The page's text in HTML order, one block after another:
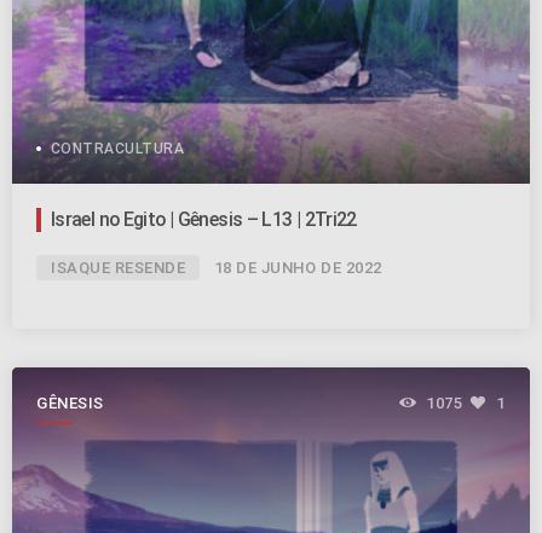
CONTRACULTURA
Israel no Egito | Gênesis – L13 | 2Tri22
ISAQUE RESENDE 18 DE JUNHO DE 2022
GÊNESIS 1075 1